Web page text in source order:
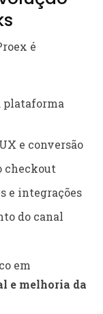
é
plataforma
e conversão
checkout
e integrações
do canal
em
e melhoria da